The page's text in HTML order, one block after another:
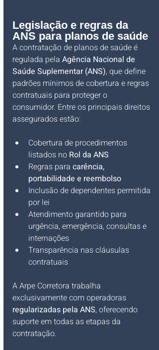
Legislação e regras da
ANS para planos de saúde
A contratação de planos de saúde é
regulada pela Agência Nacional de
Saúde Suplementar (ANS), que define
padrões mínimos de cobertura e regras
contratuais para proteger o
consumidor. Entre os principais direitos
assegurados estão:
Cobertura de procedimentos
listados no Rol da ANS
Regras para carência,
portabilidade e reembolso
Inclusão de dependentes permitida
por lei
Atendimento garantido para
urgência, emergência, consultas e
internações
Transparência nas cláusulas
contratuais
A Arpe Corretora trabalha
exclusivamente com operadoras
regularizadas pela ANS, oferecendo
suporte em todas as etapas da
contratação.